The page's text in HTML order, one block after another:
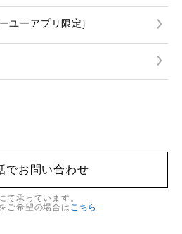
ユーアプリ限定)
でお問い合わせ
て承っています。
ご希望の場合は こちら